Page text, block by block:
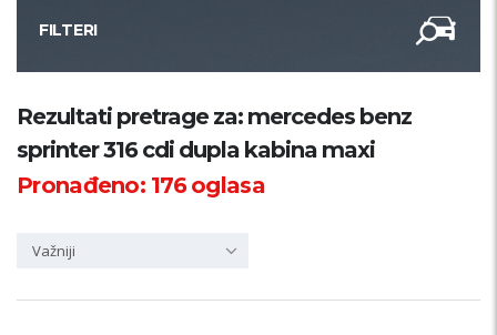
FILTERI
Kategorija
Županija
Rezultati pretrage za: mercedes benz
sprinter 316 cdi dupla kabina maxi
Pronađeno: 176oglasa
Važniji